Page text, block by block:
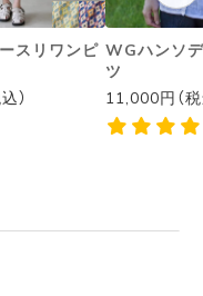
スリワンピ
）
WGハンソ
ツ
11,000円（税